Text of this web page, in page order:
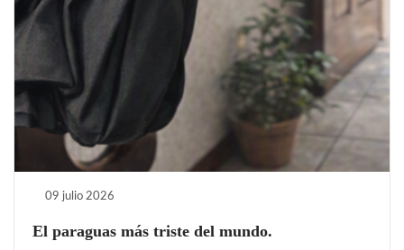
09 julio 2026
El paraguas más triste del mundo.